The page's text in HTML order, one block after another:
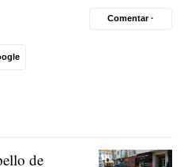
Comentar ·
de